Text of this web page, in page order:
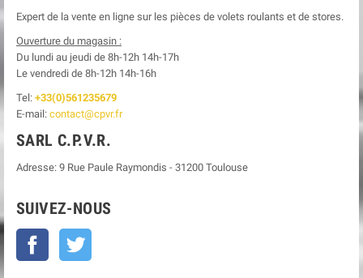
Expert de la vente en ligne sur les pièces de volets roulants et de stores.
Ouverture du magasin :
Du lundi au jeudi de 8h-12h 14h-17h
Le vendredi de 8h-12h 14h-16h
Tel: +33(0)561235679
E-mail: contact@cpvr.fr
SARL C.P.V.R.
Adresse: 9 Rue Paule Raymondis - 31200 Toulouse
SUIVEZ-NOUS
Facebook